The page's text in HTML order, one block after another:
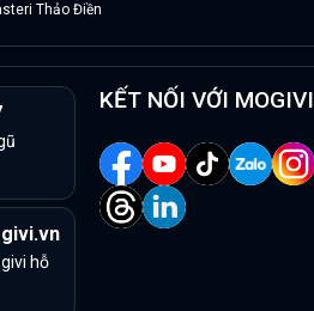
Thảo Điền
hỗ
KẾT NỐI VỚI MOGIVI